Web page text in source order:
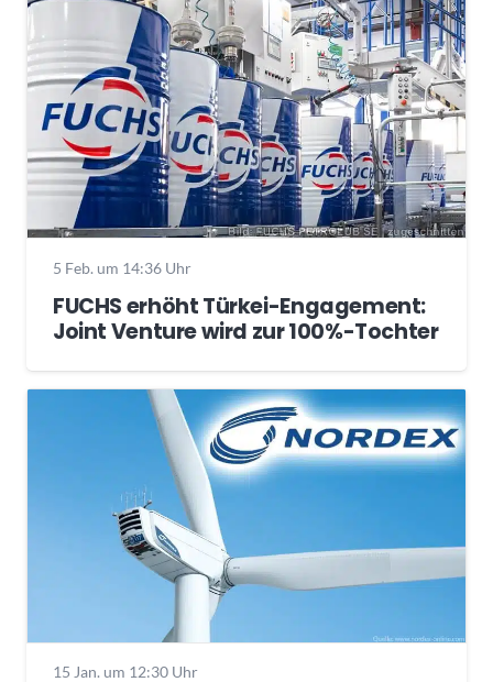
5 Feb. um 14:36 Uhr
FUCHS erhöht Türkei-Engagement:
Joint Venture wird zur 100%-Tochter
15 Jan. um 12:30 Uhr